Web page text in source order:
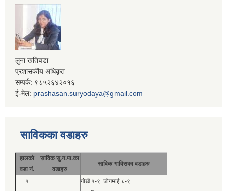
लुना खतिवडा
प्रशासकीय अधिकृत
सम्पर्क: ९८५२६४२०१६
ई-मेल: prashasan.suryodaya@gmail.com
साविकका वडाहरु
हालको
वडा नं.
साविक सु.न.पा.का
वडाहरु
साविक गाविसका वडाहरु
१
गोर्खे १-९ जोगमाई ८-९